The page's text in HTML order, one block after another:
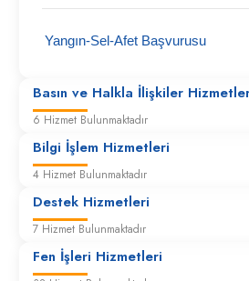
Yangın-Sel-Afet Başvurusu
Basın ve Halkla İlişkiler
6 Hizmet Bulunmaktadır
Bilgi İşlem Hizmetleri
4 Hizmet Bulunmaktadır
Destek Hizmetleri
7 Hizmet Bulunmaktadır
Fen İşleri Hizmetleri